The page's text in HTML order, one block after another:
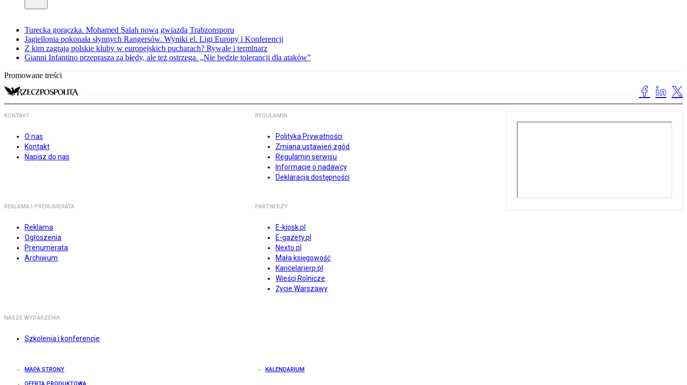
Turecka gorączka. Mohamed Salah nową gwiazdą Trabzonsporu
Jagiellonia pokonała słynnych Rangersów. Wyniki el. Ligi Europy i Konferencji
Z kim zagrają polskie kluby w europejskich pucharach? Rywale i terminarz
Gianni Infantino przeprasza za błędy, ale też ostrzega. „Nie będzie tolerancji dla ataków”
Promowane treści
KONTAKT
O nas
Kontakt
Napisz do nas
REGULAMIN
Polityka Prywatności
Zmiana ustawień zgód
Regulamin serwisu
Informacje o nadawcy
Deklaracja dostępności
REKLAMA I PRENUMERATA
Reklama
Ogłoszenia
Prenumerata
Archiwum
PARTNERZY
E-kiosk.pl
E-gazety.pl
Nexto.pl
Mała księgowość
Kancelarierp.pl
Wieści Rolnicze
Życie Warszawy
NASZE WYDARZENIA
Szkolenia i konferencje
MAPA STRONY KALENDARIUM